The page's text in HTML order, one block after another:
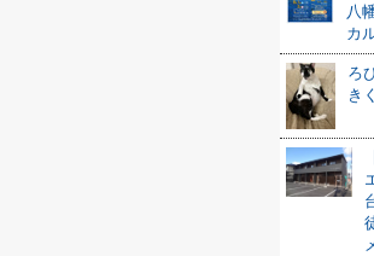
八
カ
ろ
き